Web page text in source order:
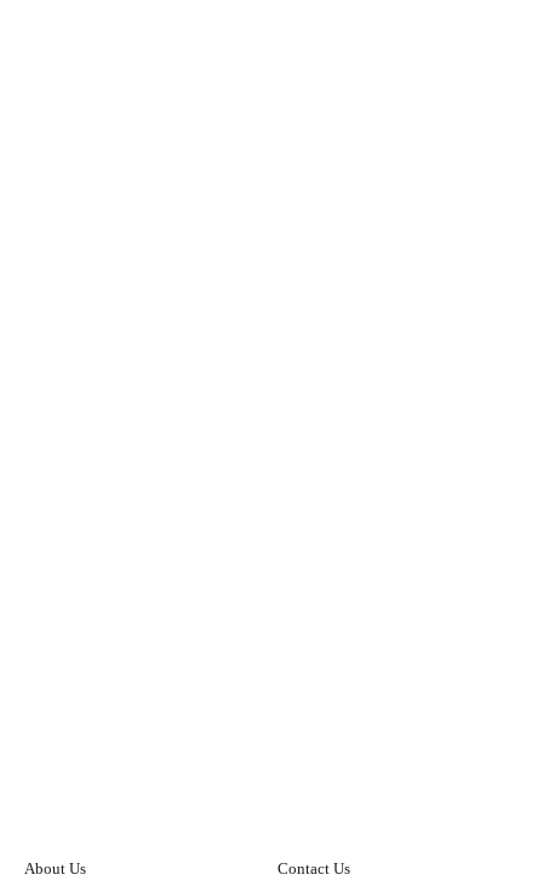
About Us
Contact Us